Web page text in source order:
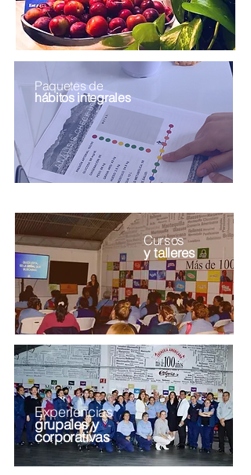
Paquetes de
hábitos integrales
Cursos
y talleres
Experiencias
grupales y
corporativas